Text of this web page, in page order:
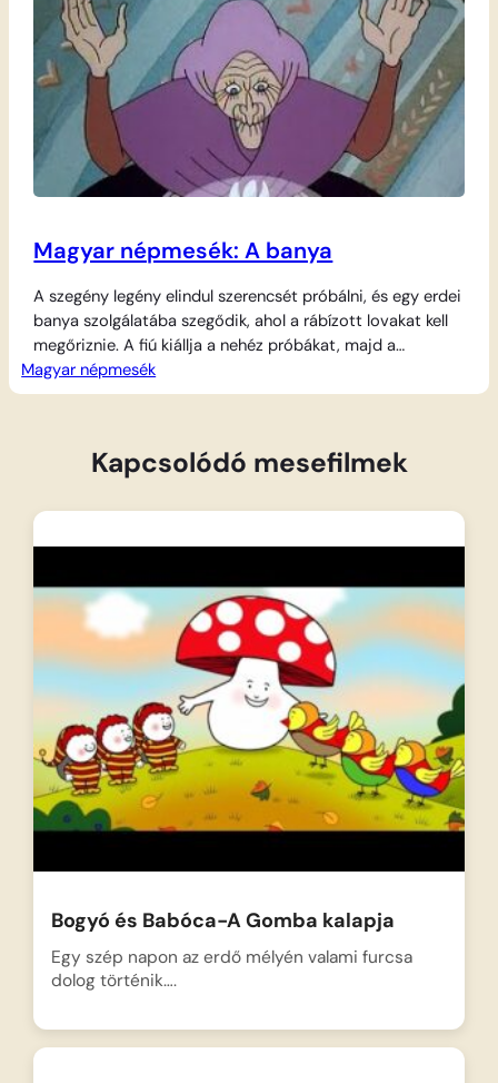
Magyar népmesék: A banya
A szegény legény elindul szerencsét próbálni, és egy erdei
banya szolgálatába szegődik, ahol a rábízott lovakat kell
megőriznie. A fiú kiállja a nehéz próbákat, majd a
leggyengébbnek tűnő gebe hátán – aki valójában egy
elvarázsolt királykisasszony – megszökik a fogságból.
Magyar népmesék
Kapcsolódó mesefilmek
Bogyó és Babóca-A Gomba kalapja
Egy szép napon az erdő mélyén valami furcsa
dolog történik….